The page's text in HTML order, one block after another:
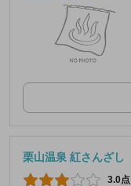
栗山温泉 紅さんざし
3.0点